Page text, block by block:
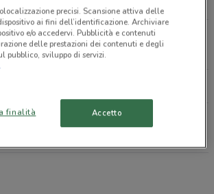
23/25 Velletri
precisi. Scansione attiva delle
ai fini dell’identificazione. Archiviare
e/o accedervi. Pubblicità e contenuti
delle prestazioni dei contenuti e degli
pubblico, sviluppo di servizi.
finalità Accetto